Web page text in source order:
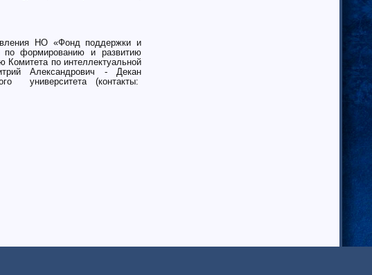
НО «Фонд поддержки и
по формированию и развитию
Комитета по интеллектуальной
Александрович - Декан
университета (контакты: